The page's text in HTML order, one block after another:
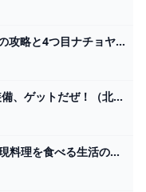
【ティアキン】ゼルダを探しての前半の攻略と4つ目ナチョヤハの祠の行き方【ゼルダ ティアーズオブザキングダム】 ｜ ローシュとライの人生クエスト
TotKティアキン・53日目 クライム装備、ゲットだぜ！（北ハイラル平原の洞窟） - ちょっとしたゲーム日記：楽天ブログ
【ゼルダの伝説 #20】ティアキンの再現料理を食べる生活の方が普段より良いもの食べてる説！ ティアキングルメ旅！【ティアキン】【ゆっくり実況】 - YouTube